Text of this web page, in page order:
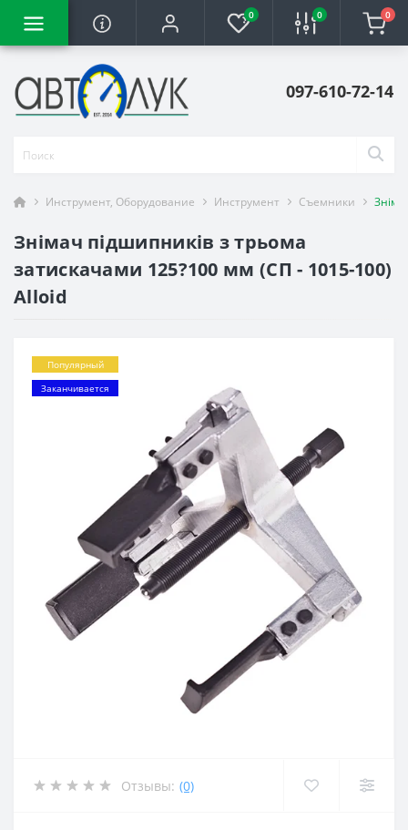
0 0 0
097-610-72-14
Инструмент, Оборудование Инструмент Съемники
Знімач підшипників з трьома
затискачами 125?100 мм (СП - 1015-100)
Alloid
Популярный
Заканчивается
Отзывы: (0)